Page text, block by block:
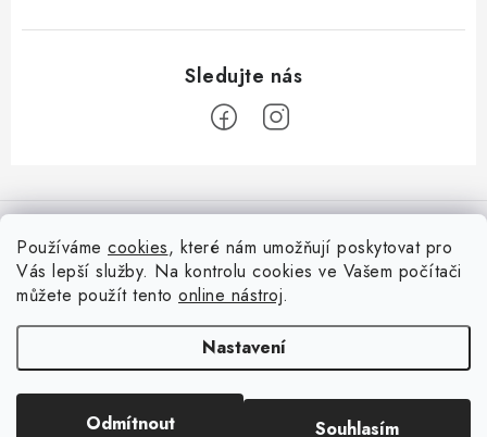
Používáme cookies, které nám umožňují poskytovat pro
Vás lepší služby. Na kontrolu cookies ve Vašem počítači
můžete použít tento online nástroj.
Nastavení
Odmítnout Souhlasím
á
Doprava
Oblíbené ♥️
Nepřehlédněte
Blog s nápady a návody
Slovník pojmů, české návody
. Všechna práva vyhrazena.Upravit nastavení